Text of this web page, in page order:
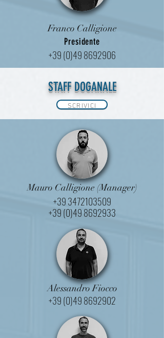
STAFF DOGANALE
SCRIVICI
Franco Calligione
Presidente
+39 (0)49 8692906
Mauro Calligione (Manager)
+39 3472103509
+39 (0)49 8692933
Alessandro Fiocco
+39 (0)49 8692902